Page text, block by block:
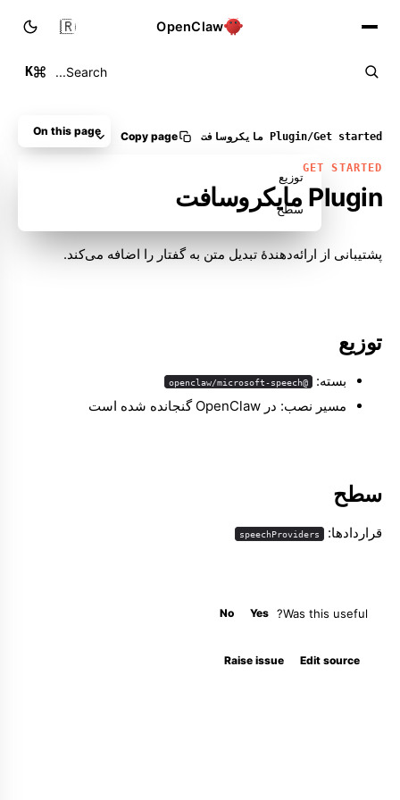
OpenClaw
Search...
K
🇮🇷
Get started
/Plugin مایکروسافت Copy page
GET STARTED
Plugin مایکروسافت
پشتیبانی از ارائه‌دهندهٔ تبدیل متن به گفتار را اضافه می‌کند.
توزیع
بسته: @openclaw/microsoft-speech
مسیر نصب: در OpenClaw گنجانده شده است
سطح
قراردادها: speechProviders
Was this useful?
Yes
No
Edit source
Raise issue
On this page
توزیع
سطح